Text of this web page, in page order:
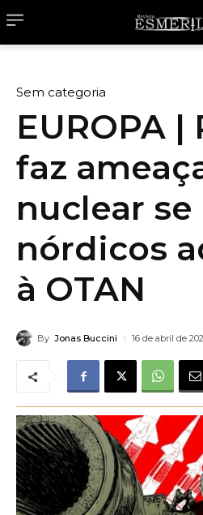
Sem categoria
EUROPA |
faz
nuclear se
nórdicos
à OTAN
By Jonas Buccini 16 de abril de